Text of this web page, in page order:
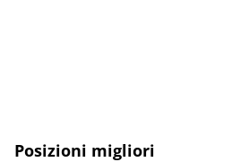
Posizioni migliori